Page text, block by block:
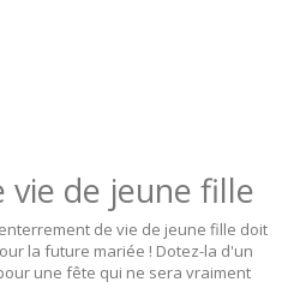
de jeune fille
de vie de jeune fille doit
la future mariée ! Dotez-la d'un
une fête qui ne sera vraiment